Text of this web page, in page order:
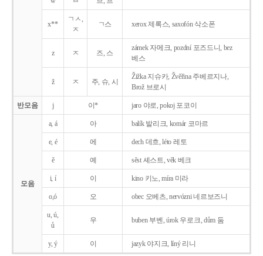
x**
ㄱㅅ,
ㅈ
ㄱ스 xerox 제록스, saxofón 삭소폰
z ㅈ 즈, 스
zámek 자메크, pozdní 포즈드니, bez
베스
ž ㅈ 주, 슈, 시
Žižka 지슈카, Žvěřina 주베르지나,
Brož 브로시
반모음 j 이* jaro 야로, pokoj 포코이
모음
a, á 아 balík 발리크, komár 코마르
e, é 에 dech 데흐, léto 레토
ě 예 sěst 셰스트, věk 베크
i, í 이 kino 키노, míra 미라
o,ó 오 obec 오베츠, nervózni 네르보즈니
u, ú,
ů
우 buben 부벤, úrok 우로크, dům 둠
y, ý 이 jazyk야지크, líný 리니